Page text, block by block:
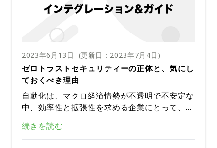
2023年6月13日 (更新日： 2023年7月4日 )
ゼロトラストセキュリティーの正体と、気にし
ておくべき理由
自動化は、マクロ経済情勢が不透明で不安定な
中、効率性と拡張性を求める企業にとって、ゲ
合理化、生産性の向上、ヒューマンエラーの発
生率の低減は、自動化がもたらすメリットのほ
しかし、組織が自動化を導入する際には、これ
続きを読む